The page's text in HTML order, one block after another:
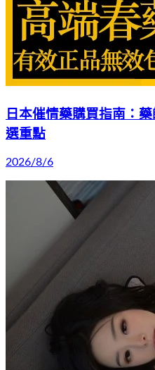
日本催情藥購買指南：
選重點
2026/8/6